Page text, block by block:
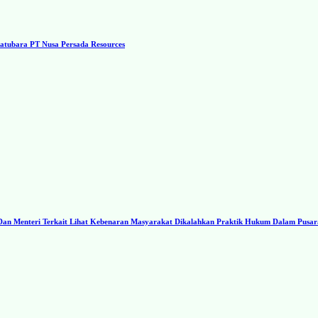
PT Nusa Persada Resources
Menteri Terkait Lihat Kebenaran Masyarakat Dikalahkan Praktik Hukum Dalam